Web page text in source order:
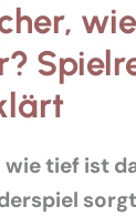
tief ist